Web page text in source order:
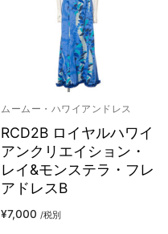
ムームー・ハワイアンドレス
RCD2B ロイヤルハワイ
アンクリエイション・
レイ&モンステラ・フレ
アドレスB
¥7,000 /税別